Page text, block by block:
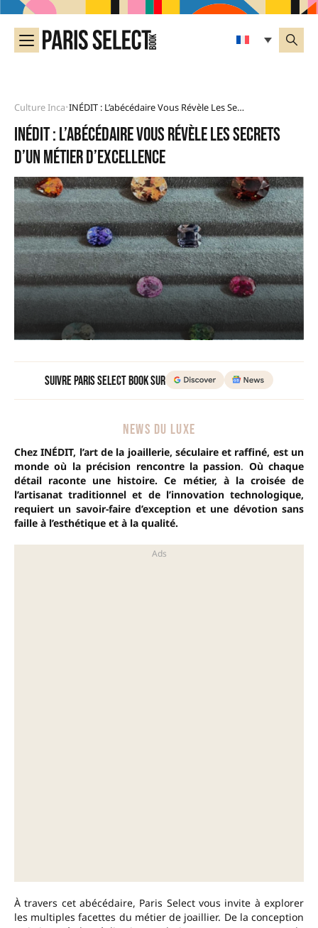
Culture Inca• INÉDIT : L’abécédaire Vous Révèle Les Secrets D’un Métier D’excellence
INÉDIT : l’abécédaire vous révèle les secrets
d’un métier d’excellence
Suivre Paris Select Book sur
NEWS DU LUXE
Chez INÉDIT, l’art de la joaillerie, séculaire et raffiné, est un
monde où la précision rencontre la passion. Où chaque
détail raconte une histoire. Ce métier, à la croisée de
l’artisanat traditionnel et de l’innovation technologique,
requiert un savoir-faire d’exception et une dévotion sans
faille à l’esthétique et à la qualité.
À travers cet abécédaire, Paris Select vous invite à explorer
les multiples facettes du métier de joaillier. De la conception